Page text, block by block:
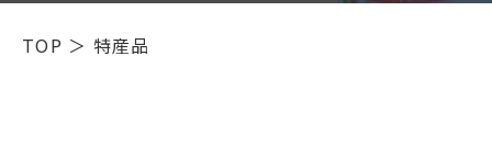
TOP ＞ 特産品